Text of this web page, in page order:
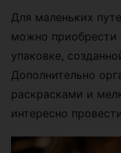
Для маленьких
можно приобрести
упаковке,
Дополнительно
раскрасками и
интересно